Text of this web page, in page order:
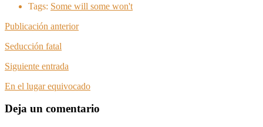
Tags: Some will some won't
Publicación anterior
Seducción fatal
Siguiente entrada
En el lugar equivocado
Deja un comentario